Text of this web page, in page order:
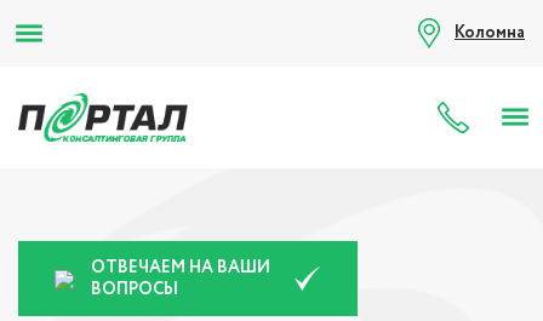
Коломна
8
ОТВЕЧАЕМ НА ВАШИ
ВОПРОСЫ